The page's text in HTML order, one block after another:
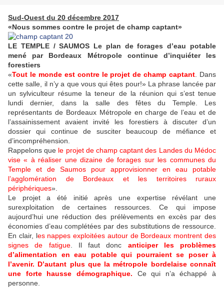
Sud-Ouest du 20 décembre 2017
«Nous sommes contre le projet de champ captant»
LE TEMPLE / SAUMOS Le plan de forages d’eau potable
mené par Bordeaux Métropole continue d’inquiéter les
forestiers
«Tout le monde est contre le projet de champ captant . Dans
cette salle, il n’y a que vous qui êtes pour!» La phrase lancée par
un sylviculteur résume la teneur de la réunion qui s’est tenue
lundi dernier, dans la salle des fêtes du Temple. Les
représentants de Bordeaux Métropole en charge de l’eau et de
l’assainissement avaient invité les forestiers à discuter d’un
dossier qui continue de susciter beaucoup de méfiance et
d’incompréhension.
Rappelons que le projet de champ captant des Landes du Médoc
vise « à réaliser une dizaine de forages sur les communes du
Temple et de Saumos pour approvisionner en eau potable
l’agglomération de Bordeaux et les territoires ruraux
périphériques».
Le projet a été initié après une expertise révélant une
surexploitation de certaines ressources. Ce qui impose
aujourd’hui une réduction des prélèvements en excès par des
économies d’eau complétées par des substitutions de ressource.
En clair, les nappes exploitées autour de Bordeaux montrent des
signes de fatigue. Il faut donc anticiper les problèmes
d’alimentation en eau potable qui pourraient se poser à
l’avenir. D’autant plus que la métropole bordelaise connaît
une forte hausse démographique.
Ce qui n’a échappé à
personne.